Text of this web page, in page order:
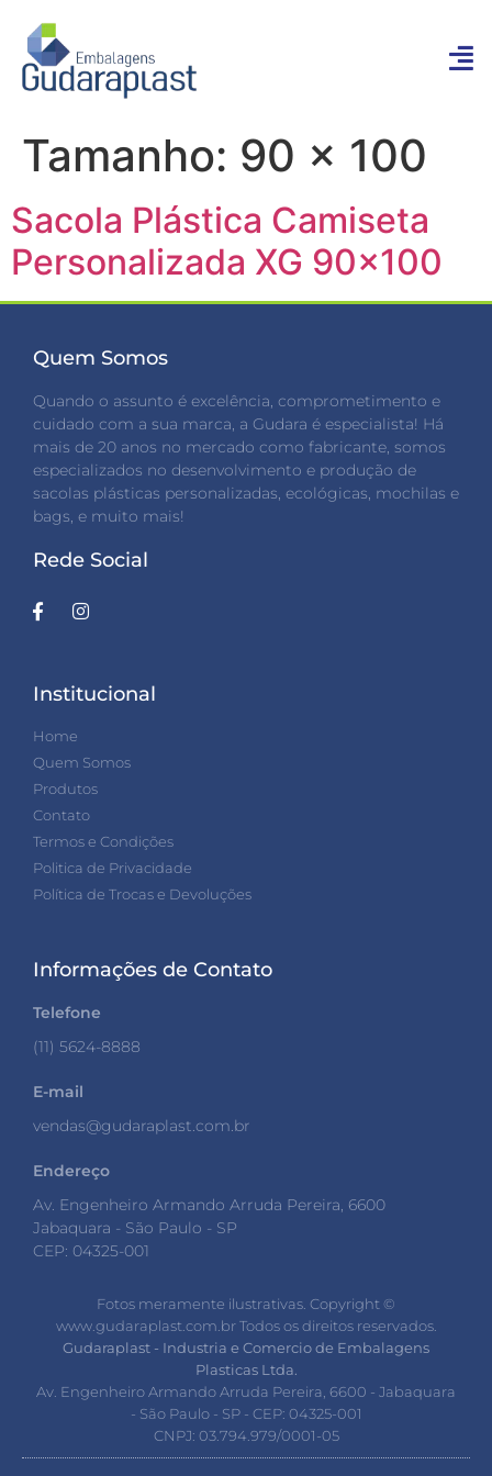
Tamanho: 90 x 100
Sacola Plástica Camiseta
Personalizada XG 90×100
Quem Somos
Quando o assunto é excelência, comprometimento e
cuidado com a sua marca, a Gudara é especialista! Há
mais de 20 anos no mercado como fabricante, somos
especializados no desenvolvimento e produção de
sacolas plásticas personalizadas, ecológicas, mochilas e
bags, e muito mais!
Rede Social
Institucional
Home
Quem Somos
Produtos
Contato
Termos e Condições
Politica de Privacidade
Política de Trocas e Devoluções
Informações de Contato
Telefone
(11) 5624-8888
E-mail
vendas@gudaraplast.com.br
Endereço
Av. Engenheiro Armando Arruda Pereira, 6600
Jabaquara - São Paulo - SP
CEP: 04325-001
Fotos meramente ilustrativas. Copyright ©️
www.gudaraplast.com.br Todos os direitos reservados.
Gudaraplast - Industria e Comercio de Embalagens
Plasticas Ltda.
Av. Engenheiro Armando Arruda Pereira, 6600 - Jabaquara
- São Paulo - SP - CEP: 04325-001
CNPJ: 03.794.979/0001-05